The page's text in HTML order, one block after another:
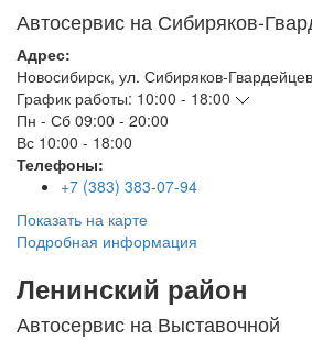
Автосервис на Сибиряков-
Адрес:
Новосибирск, ул. Сибиряков-
График работы: 10:00 - 18:00
Пн - Сб 09:00 - 20:00
Вс 10:00 - 18:00
Телефоны:
+7 (383) 383-07-94
Показать на карте
Подробная информация
Ленинский район
Автосервис на Выставочной